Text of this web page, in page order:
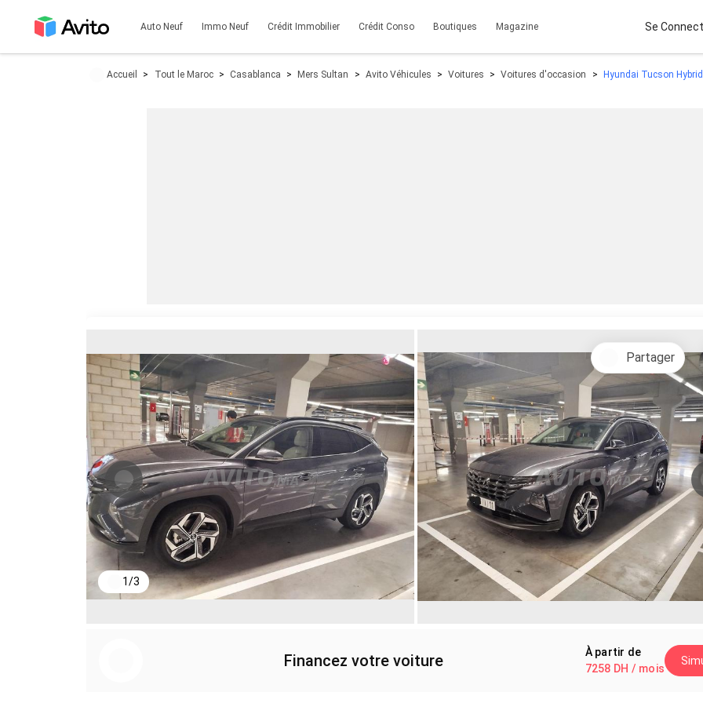
Auto Neuf Immo Neuf Crédit Immobilier Crédit Conso Boutiques Magazine Se
Accueil Tout le Maroc Casablanca Mers Sultan Avito Véhicules Voitures Voitures d'occasion Hyundai Tucson
1/3
Partager
Financez votre voiture
À partir de
7258 DH / mois